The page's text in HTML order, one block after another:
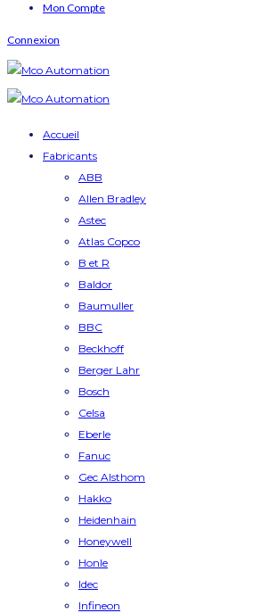
Mon Compte
Connexion
Accueil
Fabricants
ABB
Allen Bradley
Astec
Atlas Copco
B et R
Baldor
Baumuller
BBC
Beckhoff
Berger Lahr
Bosch
Celsa
Eberle
Fanuc
Gec Alsthom
Hakko
Heidenhain
Honeywell
Honle
Idec
Infineon